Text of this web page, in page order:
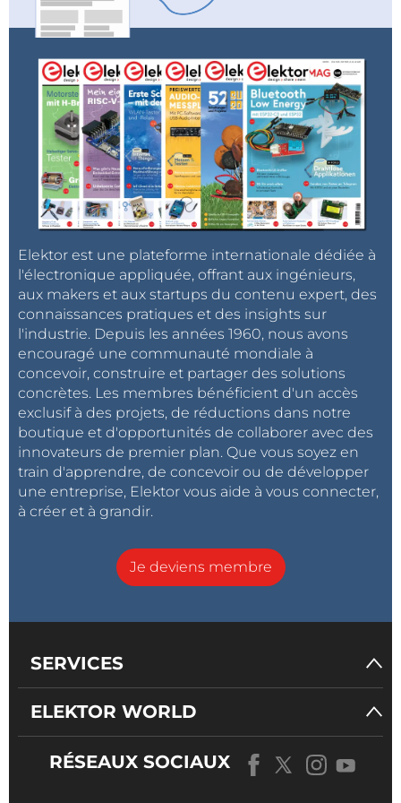
pour du matériel tout nouveau
et 10 A (crête)
Prise de vue et diffusion vidéo en continu : la
caméra Raspberry Pi HQ en action
Utilisation d’écrans dans les projets Raspberry Pi
(extrait) : écrans OLED
Thermostat connecté à ESP32 : conservez votre
vin à la bonne température !
MicroPython pour l’ESP32 et ses copains (partie
2) : piloter facilement les écrans matriciels
Devenez membre Gold
Les membres d'Elektor ont un accès immédiat au
numéro en cours et bénéficient de nombreux
avantages, tels qu'une remise de 10% sur la plupart
des produits de la boutique Elektor, un accès
complet à la bibliothèque en ligne d'Elektor, et bien
plus encore. Vous pouvez également acheter ce
numéro sous format
ou imprimé. Tout ça vous
tente ?Abonnez-vous dès maintenant!
Elektor est une plateforme internationale dédiée à
l'électronique appliquée, offrant aux ingénieurs,
aux makers et aux startups du contenu expert, des
connaissances pratiques et des insights sur
l'industrie. Depuis les années 1960, nous avons
encouragé une communauté mondiale à
concevoir, construire et partager des solutions
concrètes. Les membres bénéficient d'un accès
exclusif à des projets, de réductions dans notre
boutique et d'opportunités de collaborer avec des
innovateurs de premier plan. Que vous soyez en
train d'apprendre, de concevoir ou de développer
une entreprise, Elektor vous aide à vous connecter,
à créer et à grandir.
Je deviens membre
SERVICES
ELEKTOR WORLD
RÉSEAUX SOCIAUX